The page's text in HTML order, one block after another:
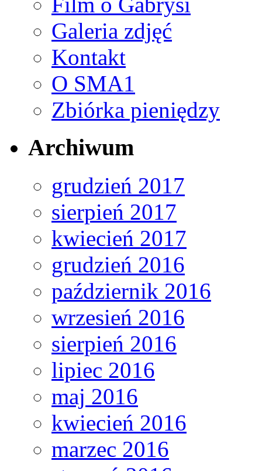
Galeria zdjęć
Kontakt
O SMA1
Zbiórka pieniędzy
Archiwum
grudzień 2017
sierpień 2017
kwiecień 2017
grudzień 2016
październik 2016
wrzesień 2016
sierpień 2016
lipiec 2016
maj 2016
kwiecień 2016
marzec 2016